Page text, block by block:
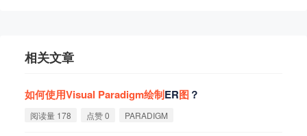
相关文章
如何使用Visual Paradigm绘制ER图 ？
阅读量 178 点赞 0 PARADIGM